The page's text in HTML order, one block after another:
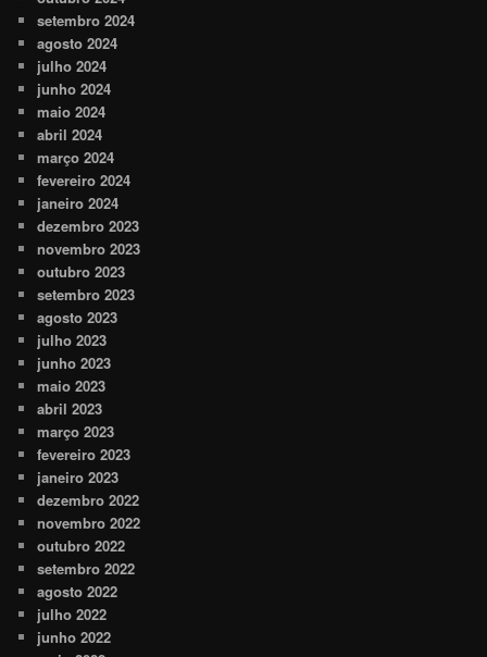
setembro 2024
agosto 2024
julho 2024
junho 2024
maio 2024
abril 2024
março 2024
fevereiro 2024
janeiro 2024
dezembro 2023
novembro 2023
outubro 2023
setembro 2023
agosto 2023
julho 2023
junho 2023
maio 2023
abril 2023
março 2023
fevereiro 2023
janeiro 2023
dezembro 2022
novembro 2022
outubro 2022
setembro 2022
agosto 2022
julho 2022
junho 2022